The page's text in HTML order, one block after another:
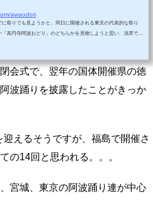
awaodori
祭りでも見ようかと、同日に開催される東京の代表的な祭り
「高円寺阿波おどり」のどちらかを見物しようと思い、浅草でサ
制が行われ、警察が立ちふさがり踊り手を見る事すらできなく
（南口）を出ると歩行者は一方通行で、到着したところに...
会式で、翌年の国体開催県の徳
波踊りを披露したことがきっか
えるそうですが、福島で開催さ
の14回と思われる。。。
宮城、東京の阿波踊り連が中心